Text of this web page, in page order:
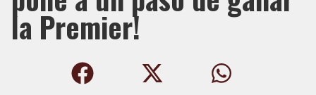
la Premier!